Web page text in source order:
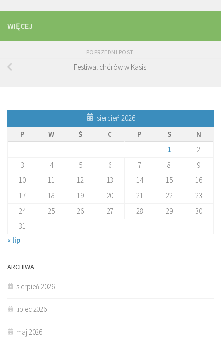
WIĘCEJ
POPRZEDNI POST
Festiwal chórów w Kasisi
sierpień 2026
P
W Ś C P S
N
1
2
3
4 5 6 7 8
9
10
11 12 13 14 15
16
17
18 19 20 21 22
23
24
25 26 27 28 29
30
31
« lip
ARCHIWA
sierpień 2026
lipiec 2026
maj 2026